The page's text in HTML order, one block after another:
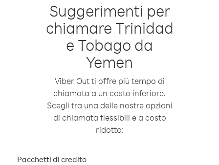
Suggerimenti per
chiamare Trinidad
e Tobago da
Yemen
Viber Out ti offre più tempo di
chiamata a un costo inferiore.
Scegli tra una delle nostre opzioni
di chiamata flessibili e a costo
ridotto:
Pacchetti di credito